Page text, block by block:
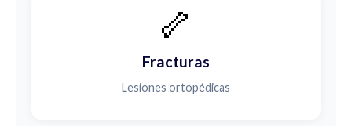
🦴
Fracturas
Lesiones ortopédicas